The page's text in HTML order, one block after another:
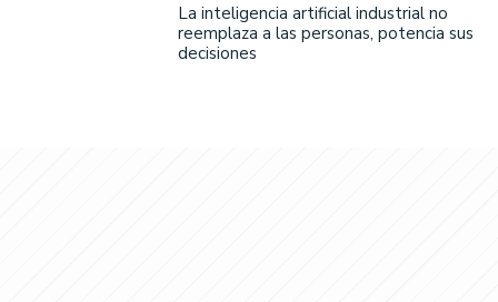
La inteligencia artificial industrial no
reemplaza a las personas, potencia sus
decisiones